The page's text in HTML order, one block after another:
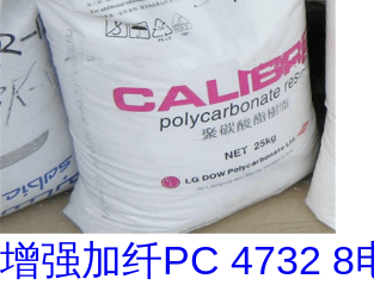
增强加纤PC 4732 8